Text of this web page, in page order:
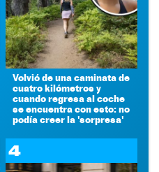
Volvió de una caminata de
cuatro kilómetros y
cuando regresa al coche
se encuentra con esto: no
podía creer la 'sorpresa'
4